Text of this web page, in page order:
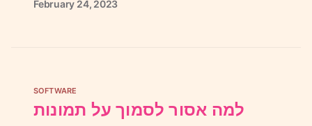
February 24, 2023
SOFTWARE
למה אסור לסמוך על תמונות